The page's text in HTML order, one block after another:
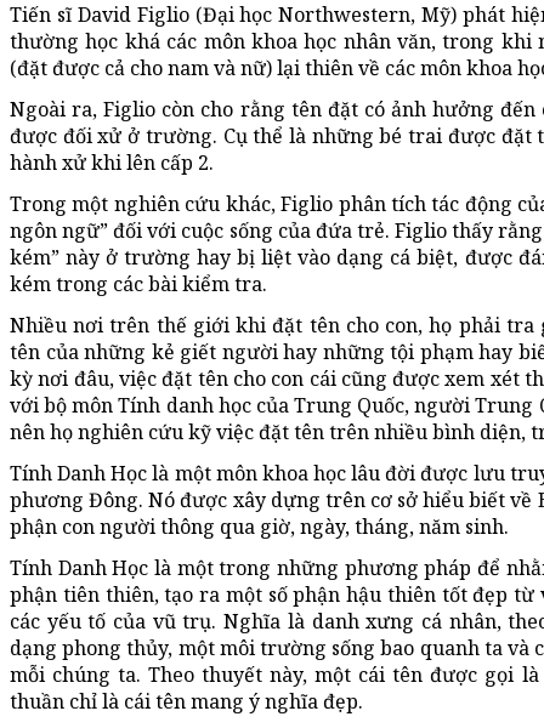
Tiến sĩ David Figlio (Đại học Northwestern, Mỹ) phát
thường học khá các môn khoa học nhân văn, trong
(đặt được cả cho nam và nữ) lại thiên về các môn khoa
Ngoài ra, Figlio còn cho rằng tên đặt có ảnh hưởng
được đối xử ở trường. Cụ thể là những bé trai được
hành xử khi lên cấp 2.
Trong một nghiên cứu khác, Figlio phân tích tác động
ngôn ngữ” đối với cuộc sống của đứa trẻ. Figlio thấy
kém” này ở trường hay bị liệt vào dạng cá biệt, được
kém trong các bài kiểm tra.
Nhiều nơi trên thế giới khi đặt tên cho con, họ phải
tên của những kẻ giết người hay những tội phạm hay
kỳ nơi đâu, việc đặt tên cho con cái cũng được xem xét
với bộ môn Tính danh học của Trung Quốc, người Trung
nên họ nghiên cứu kỹ việc đặt tên trên nhiều bình diện,
Tính Danh Học là một môn khoa học lâu đời được lưu
phương Đông. Nó được xây dựng trên cơ sở hiểu biết về
phận con người thông qua giờ, ngày, tháng, năm sinh.
Tính Danh Học là một trong những phương pháp để
phận tiên thiên, tạo ra một số phận hậu thiên tốt đẹp
các yếu tố của vũ trụ. Nghĩa là danh xưng cá nhân,
dạng phong thủy, một môi trường sống bao quanh ta và
mỗi chúng ta. Theo thuyết này, một cái tên được gọi
thuần chỉ là cái tên mang ý nghĩa đẹp.